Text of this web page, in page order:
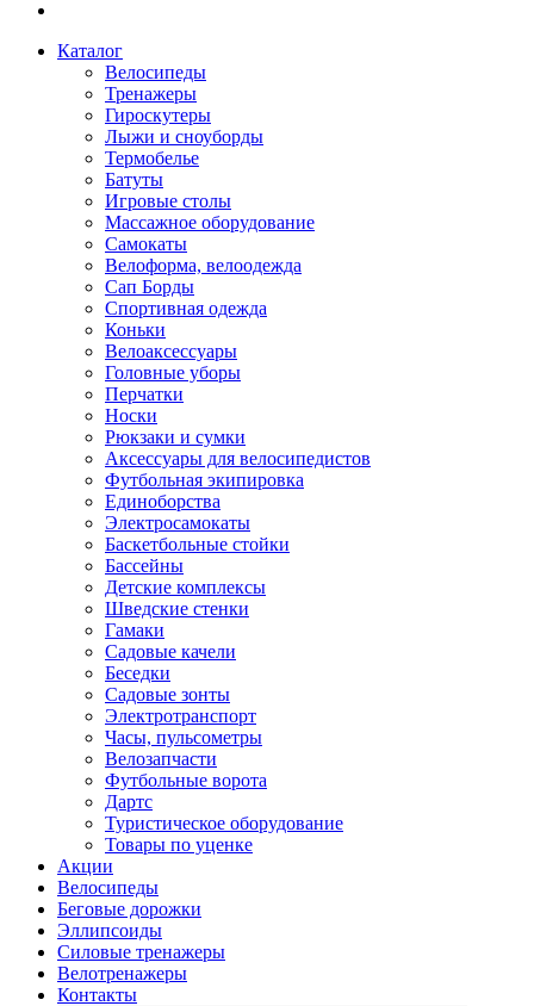
Каталог
Велосипеды
Тренажеры
Гироскутеры
Лыжи и сноуборды
Термобелье
Батуты
Игровые столы
Массажное оборудование
Самокаты
Велоформа, велоодежда
Сап Борды
Спортивная одежда
Коньки
Велоаксессуары
Головные уборы
Перчатки
Носки
Рюкзаки и сумки
Аксессуары для велосипедистов
Футбольная экипировка
Единоборства
Электросамокаты
Баскетбольные стойки
Бассейны
Детские комплексы
Шведские стенки
Гамаки
Садовые качели
Беседки
Садовые зонты
Электротранспорт
Часы, пульсометры
Велозапчасти
Футбольные ворота
Дартс
Туристическое оборудование
Товары по уценке
Акции
Велосипеды
Беговые дорожки
Эллипсоиды
Силовые тренажеры
Велотренажеры
Контакты